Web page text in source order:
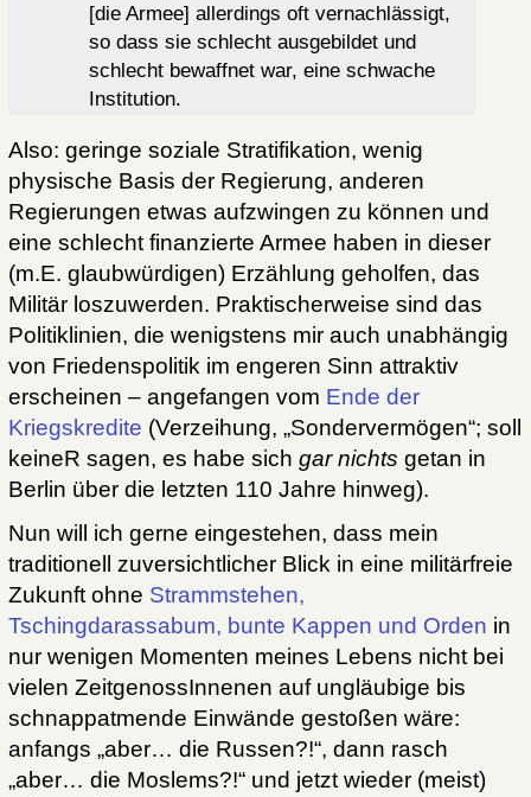
[die Armee] allerdings oft vernachlässigt,
so dass sie schlecht ausgebildet und
schlecht bewaffnet war, eine schwache
Institution.
Also: geringe soziale Stratifikation, wenig
physische Basis der Regierung, anderen
Regierungen etwas aufzwingen zu können und
eine schlecht finanzierte Armee haben in dieser
(m.E. glaubwürdigen) Erzählung geholfen, das
Militär loszuwerden. Praktischerweise sind das
Politiklinien, die wenigstens mir auch unabhängig
von Friedenspolitik im engeren Sinn attraktiv
erscheinen – angefangen vom Ende der
Kriegskredite (Verzeihung, „Sondervermögen“; soll
keineR sagen, es habe sich gar nichts getan in
Berlin über die letzten 110 Jahre hinweg).
Nun will ich gerne eingestehen, dass mein
traditionell zuversichtlicher Blick in eine militärfreie
Zukunft ohne Strammstehen,
Tschingdarassabum, bunte Kappen und Orden in
nur wenigen Momenten meines Lebens nicht bei
vielen ZeitgenossInnenen auf ungläubige bis
schnappatmende Einwände gestoßen wäre:
anfangs „aber… die Russen?!“, dann rasch
„aber… die Moslems?!“ und jetzt wieder (meist)